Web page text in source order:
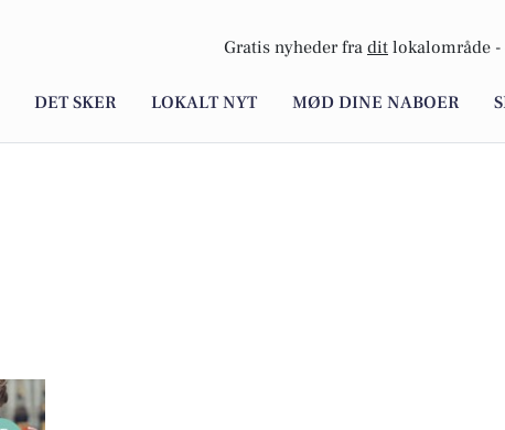
Gratis nyheder fra dit lokalområde -
DET SKER LOKALT NYT MØD DINE NABOER